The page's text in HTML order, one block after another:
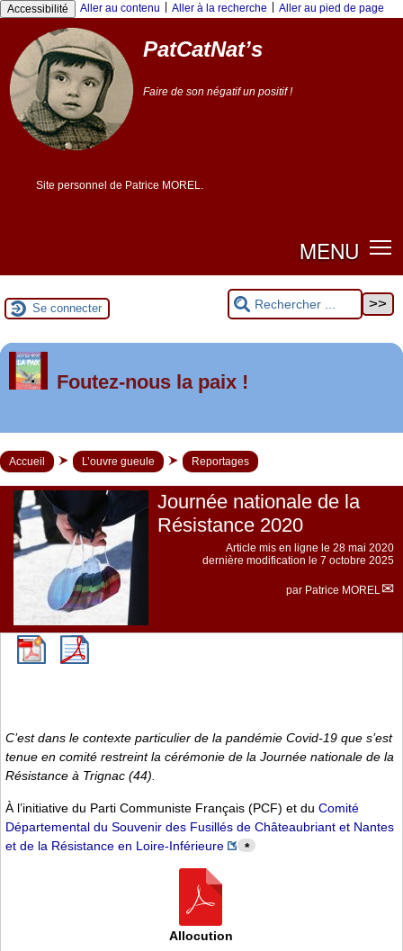
Accessibilité Aller au contenu Aller à la recherche Aller au pied de page
PatCatNat’s
Faire de son négatif un positif !
Site personnel de Patrice MOREL.
MENU
Se connecter
1ermai 2026 à Saint-Nazaire
Foutez-nous la paix !
Accueil L’ouvre gueule Reportages
Journée nationale de la
Résistance 2020
Article mis en ligne le 28 mai 2020
dernière modification le 7 octobre 2025
par Patrice MOREL
C’est dans le contexte particulier de la pandémie Covid-19 que s’est
tenue en comité restreint la cérémonie de la Journée nationale de la
Résistance à Trignac (44).
À l’initiative du Parti Communiste Français (PCF) et du Comité
Départemental du Souvenir des Fusillés de Châteaubriant et Nantes
et de la Résistance en Loire-Inférieure
*
Allocution